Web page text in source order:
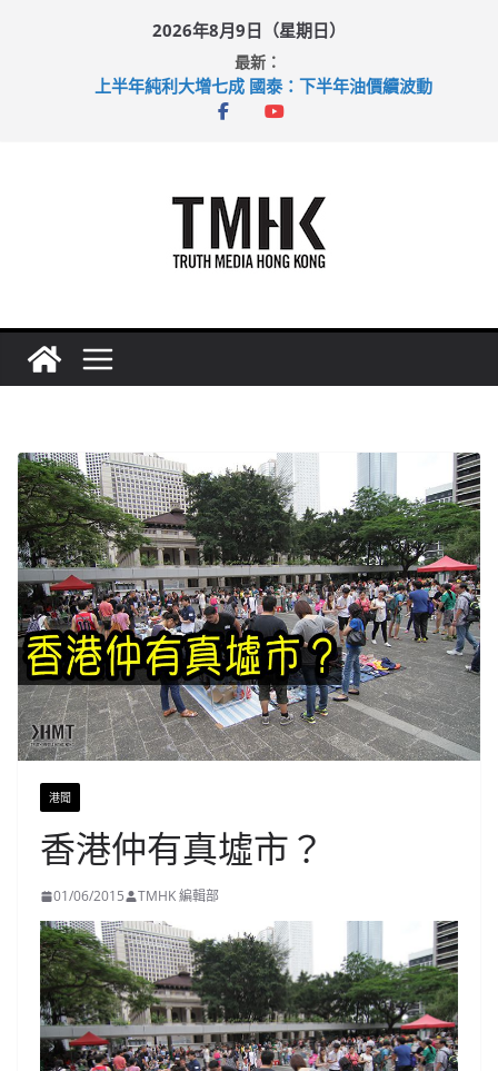
2026年8月9日（星期日）
最新：
上半年純利大增七成 國泰：下半年油價續波動
拜仁熱身賽挫維拉 啟德主場館奪錦標
港聞
香港仲有真墟市？
01/06/2015 TMHK 編輯部